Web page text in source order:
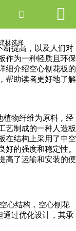
网站首页
闻中心
走进爱游戏ayx体育
系我们
材选择
 
新型建材
断提高，以及人们对
作为一种轻质且环保
细介绍空心刨花板的
帮助读者更好地了解
植物纤维为原料，经
艺制成的一种人造板
在结构上采用了中空
好的强度和稳定性。
高了运输和安装的便
心结构，空心刨花
通过优化设计，其承